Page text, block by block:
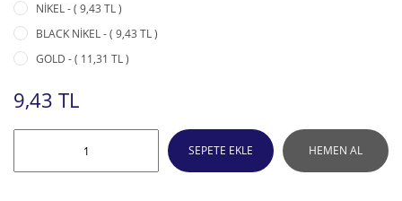
NİKEL - ( 9,43 TL )
BLACK NİKEL - ( 9,43 TL )
GOLD - ( 11,31 TL )
9,43 TL
SEPETE EKLE HEMEN AL